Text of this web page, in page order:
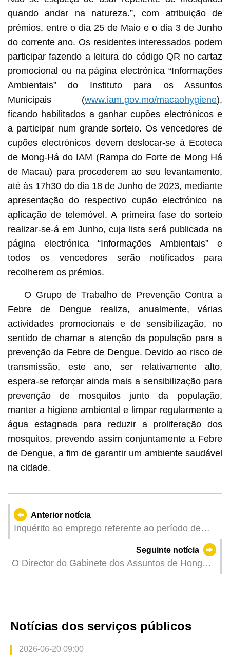
quando andar na natureza.”, com atribuição de
prémios, entre o dia 25 de Maio e o dia 3 de Junho
do corrente ano. Os residentes interessados podem
participar fazendo a leitura do código QR no cartaz
promocional ou na página electrónica “Informações
Ambientais” do Instituto para os Assuntos
Municipais (www.iam.gov.mo/macaohygiene),
ficando habilitados a ganhar cupões electrónicos e
a participar num grande sorteio. Os vencedores de
cupões electrónicos devem deslocar-se à Ecoteca
de Mong-Há do IAM (Rampa do Forte de Mong Há
de Macau) para procederem ao seu levantamento,
até às 17h30 do dia 18 de Junho de 2023, mediante
apresentação do respectivo cupão electrónico na
aplicação de telemóvel. A primeira fase do sorteio
realizar-se-á em Junho, cuja lista será publicada na
página electrónica “Informações Ambientais” e
todos os vencedores serão notificados para
recolherem os prémios.
O Grupo de Trabalho de Prevenção Contra a
Febre de Dengue realiza, anualmente, várias
actividades promocionais e de sensibilização, no
sentido de chamar a atenção da população para a
prevenção da Febre de Dengue. Devido ao risco de
transmissão, este ano, ser relativamente alto,
espera-se reforçar ainda mais a sensibilização para
prevenção de mosquitos junto da população,
manter a higiene ambiental e limpar regularmente a
água estagnada para reduzir a proliferação dos
mosquitos, prevendo assim conjuntamente a Febre
de Dengue, a fim de garantir um ambiente saudável
na cidade.
Anterior notícia
Inquérito ao emprego referente ao período de
Seguinte notícia
O Director do Gabinete dos Assuntos de Hong
Notícias dos serviços públicos
2026-06-20 09:00